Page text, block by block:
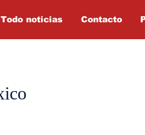
Todo noticias Contacto